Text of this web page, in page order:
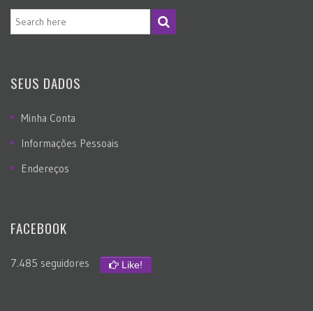
SEUS DADOS
Minha Conta
Informações Pessoais
Endereços
FACEBOOK
7.485 seguidores Like!